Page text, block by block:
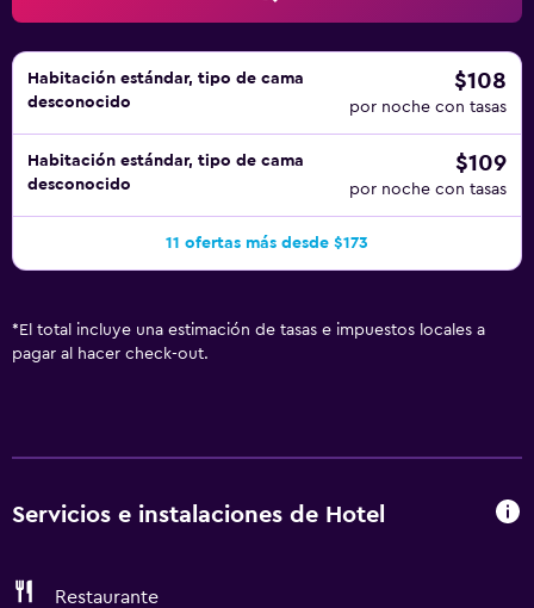
Habitación estándar, tipo de cama
desconocido
$108
por noche con tasas
Habitación estándar, tipo de cama
desconocido
$109
por noche con tasas
11 ofertas más desde $173
* El total incluye una estimación de tasas e impuestos locales a
pagar al hacer check-out.
Servicios e instalaciones de Hotel
Restaurante